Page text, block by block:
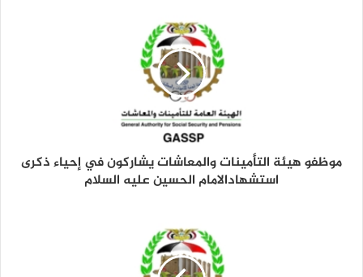
موظفو هيئة التأمينات والمعاشات يشاركون في إحياء ذكرى
استشهادالامام الحسين عليه السلام